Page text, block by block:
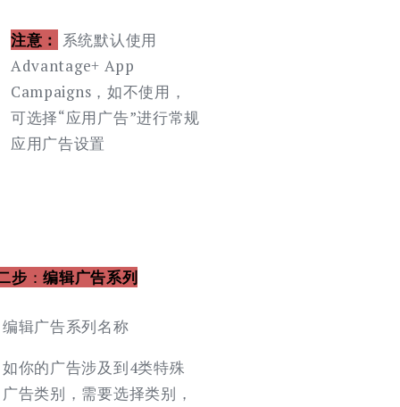
注意： 系统默认使用
Advantage+ App
Campaigns，如不使用，
可选择“应用广告”进行常规
应用广告设置
步 ：编辑广告系列
编辑广告系列名称
如你的广告涉及到4类特殊
广告类别，需要选择类别，